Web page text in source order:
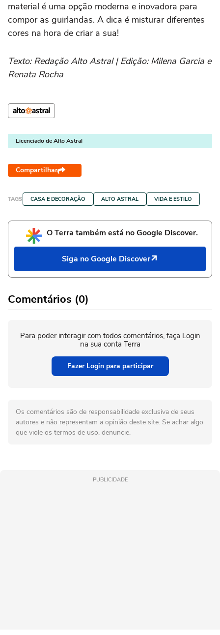
material é uma opção moderna e inovadora para
compor as guirlandas. A dica é misturar diferentes
cores na hora de criar a sua!
Texto: Redação Alto Astral | Edição: Milena Garcia e
Renata Rocha
Licenciado de Alto Astral
Compartilhar
TAGS CASA E DECORAÇÃO ALTO ASTRAL VIDA E ESTILO
O Terra também está no Google Discover.
Siga no Google Discover
Comentários (0)
Para poder interagir com todos comentários, faça Login
na sua conta Terra
Fazer Login para participar
Os comentários são de responsabilidade exclusiva de seus
autores e não representam a opinião deste site. Se achar algo
que viole os termos de uso, denuncie.
PUBLICIDADE